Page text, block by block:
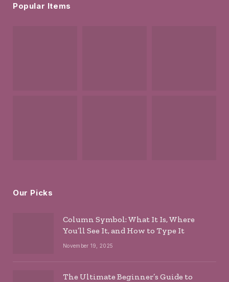
Popular Items
Our Picks
Column Symbol: What It Is, Where
You’ll See It, and How to Type It
November 19, 2025
The Ultimate Beginner’s Guide to